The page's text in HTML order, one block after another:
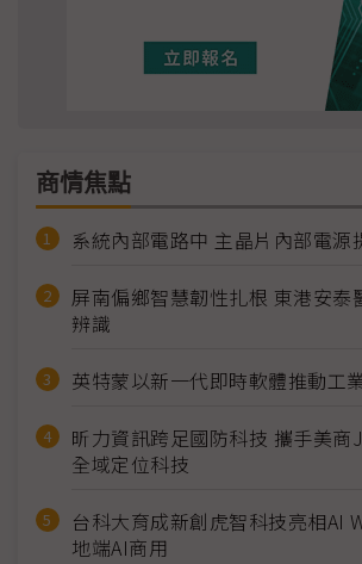
商情焦點
系統內部電路中 主晶片內部電源
屏南偏鄉智慧韌性扎根 東港安泰
辨識
英特蒙以新一代即時軟體推動工
昕力資訊跨足國防科技 攜手美商
全域定位科技
台科大育成新創虎智科技亮相AI
地端AI商用